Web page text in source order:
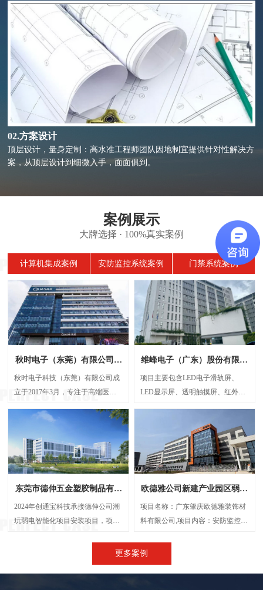
02.方案设计
顶层设计，量身定制：高水准工程师团队因地制宜提供针对性解决方
案，从顶层设计到细微入手，面面俱到。
案例展示
大牌选择 · 100%真实案例
计算机集成案例 安防监控系统案例 门禁系统案例
秋时电子（东莞）有限公司弱
电智能化项目案例
秋时电子科技（东莞）有限公司成
立于2017年3月，专注于高端医疗
范围包括生产、设计、研发、技术
备、光学设备、计量检验设备及零
配件、精密仪器设备及其零配件
电智能化承接方，主要负责建设
UPS后备电源系统、UPS动环监测
系统、楼层弱电井配电建设等等
维峰电子（广东）股份有限公
司弱电智能化项目案例
项目主要包含LED电子滑轨屏、
LED显示屏、透明触摸屏、红外触
琐、呈现单一等问题，将展厅的多
个显示屏打造成一个既可统一协作
又能独立展示的智能视觉网络。
东莞市德伸五金塑胶制品有限
2024年创通宝科技承接德伸公司潮
玩弱电智能化项目安装项目，项目
房建设、视频监控系统、信息网络
欧德雅公司新建产业园区弱电
项目名称：广东肇庆欧德雅装饰材
料有限公司,项目内容：安防监控系
禁系统、停车场系统，会议系统、
更多案例